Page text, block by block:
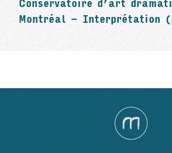
Conservatoire d’art
Montréal - Interprétation